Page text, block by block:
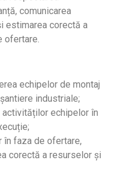
comunicarea
estimarea corectă a
ofertare.
echipelor de montaj
industriale;
activităților echipelor în
în faza de ofertare,
corectă a resurselor și